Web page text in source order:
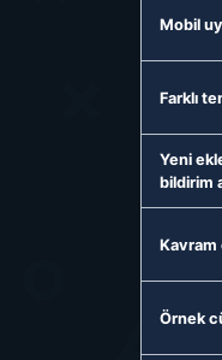
Mobil
Farklı
Yeni
bildirim
Kavram
Örnek